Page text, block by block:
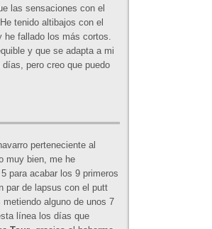
las sensaciones con el
tenido altibajos con el
he fallado los más cortos.
y que se adapta a mi
pero creo que puedo
perteneciente al
muy bien, me he
para acabar los 9 primeros
par de lapsus con el putt
alguno de unos 7
línea los días que